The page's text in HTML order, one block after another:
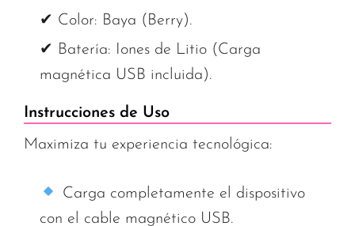
✔ Color: Baya (Berry).
✔ Batería: Iones de Litio (Carga
magnética USB incluida).
Instrucciones de Uso
Maximiza tu experiencia tecnológica:
Carga completamente el dispositivo
con el cable magnético USB.